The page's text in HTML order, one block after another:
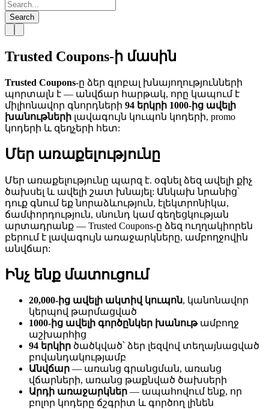
Search
Trusted Coupons-ի մասին
Trusted Coupons-ը ձեր գլոբալ խնայողությունների
պորտալն է — անվճար հարթակ, որը կապում է
միլիոնավոր գնորդների 94 երկրի 1000-ից ավելի
խանութների լավագույն կուպոն կոդերի, promo
կոդերի և զեղչերի հետ:
Մեր առաքելությունը
Մեր առաքելությունը պարզ է. օգնել ձեզ ավելի քիչ
ծախսել և ավելի շատ խնայել: Անկախ նրանից՝
դուք գնում եք նորաձևություն, էլեկտրոնիկա,
ճամփորդություն, սնունդ կամ գեղեցկության
արտադրանք — Trusted Coupons-ը ձեզ ուղղակիորեն
բերում է լավագույն առաջարկները, ամբողջովին
անվճար:
Ինչ ենք մատուցում
20,000-ից ավելի ակտիվ կուպոն, կանոնավոր
կերպով թարմացված
1000-ից ավելի գործընկեր խանութամբողջ
աշխարհից
94 երկիր ծածկված՝ ձեր լեզվով տեղայնացված
բովանդակությամբ
Անվճար — առանց գրանցման, առանց
վճարների, առանց թաքնված ծախսերի
Արդի առաջարկներ — ապահովում ենք, որ
բոլոր կոդերը ճշգրիտ և գործող լինեն